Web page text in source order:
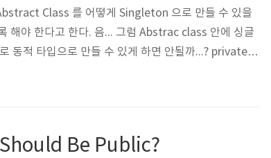
Class 를 어떻게 Singleton 으로 만들 수 있을
해야 한다고 한다. 음... 그럼 Abstrac class 안에 싱글
동적 타입으로 만들 수 있게 하면 안될까...? private s
getInstance(Class cls) { // uniqueInsta
Be Public?